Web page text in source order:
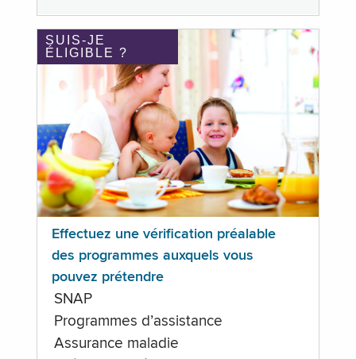
SUIS-JE
ÉLIGIBLE ?
Effectuez une vérification préalable
des programmes auxquels vous
pouvez prétendre
SNAP
Programmes d’assistance
Assurance maladie